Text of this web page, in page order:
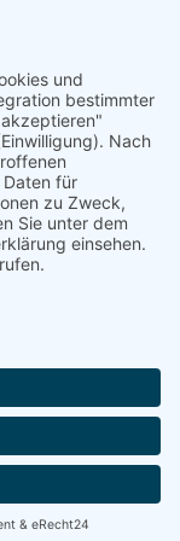
Impressum